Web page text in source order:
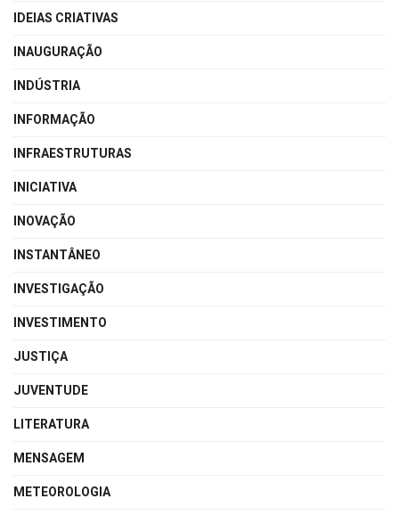
IDEIAS CRIATIVAS
INAUGURAÇÃO
INDÚSTRIA
INFORMAÇÃO
INFRAESTRUTURAS
INICIATIVA
INOVAÇÃO
INSTANTÂNEO
INVESTIGAÇÃO
INVESTIMENTO
JUSTIÇA
JUVENTUDE
LITERATURA
MENSAGEM
METEOROLOGIA